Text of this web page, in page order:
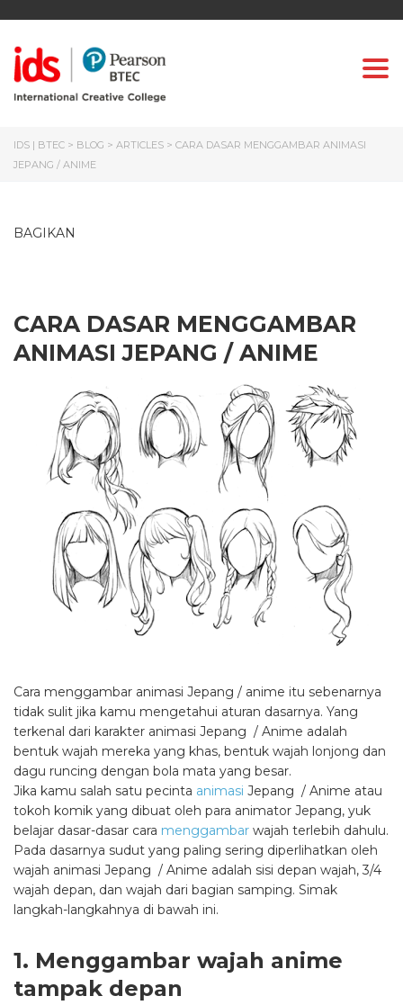
IDS | BTEC > BLOG > ARTICLES > CARA DASAR MENGGAMBAR ANIMASI
JEPANG / ANIME
BAGIKAN
CARA DASAR MENGGAMBAR
ANIMASI JEPANG / ANIME
Cara menggambar animasi Jepang / anime itu sebenarnya
tidak sulit jika kamu mengetahui aturan dasarnya. Yang
terkenal dari karakter animasi Jepang / Anime adalah
bentuk wajah mereka yang khas, bentuk wajah lonjong dan
dagu runcing dengan bola mata yang besar.
Jika kamu salah satu pecinta animasi Jepang / Anime atau
tokoh komik yang dibuat oleh para animator Jepang, yuk
belajar dasar-dasar cara menggambar wajah terlebih dahulu.
Pada dasarnya sudut yang paling sering diperlihatkan oleh
wajah animasi Jepang / Anime adalah sisi depan wajah, 3/4
wajah depan, dan wajah dari bagian samping. Simak
langkah-langkahnya di bawah ini.
1. Menggambar wajah anime
tampak depan